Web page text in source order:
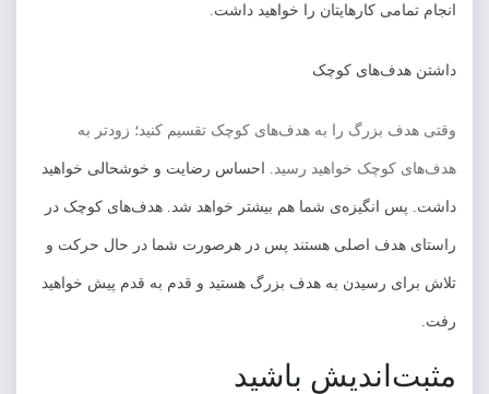
انجام تمامی کارهایتان را خواهید داشت.
داشتن هدف‌های کوچک
وقتی هدف بزرگ را به هدف‌های کوچک تقسیم کنید؛ زودتر به
هدف‌های کوچک خواهید رسید. احساس رضایت و خوشحالی خواهید
داشت. پس انگیزه‌ی شما هم بیشتر خواهد شد. هدف‌های کوچک در
راستای هدف اصلی هستند پس در هرصورت شما در حال حرکت و
تلاش برای رسیدن به هدف بزرگ هستید و قدم به قدم پیش خواهید
رفت.
مثبت‌اندیش باشید